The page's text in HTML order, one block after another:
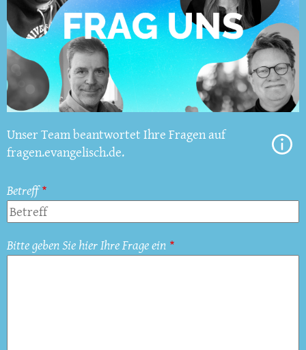
Unser Team beantwortet Ihre Fragen auf
fragen.evangelisch.de.
Betreff
Bitte geben Sie hier Ihre Frage ein